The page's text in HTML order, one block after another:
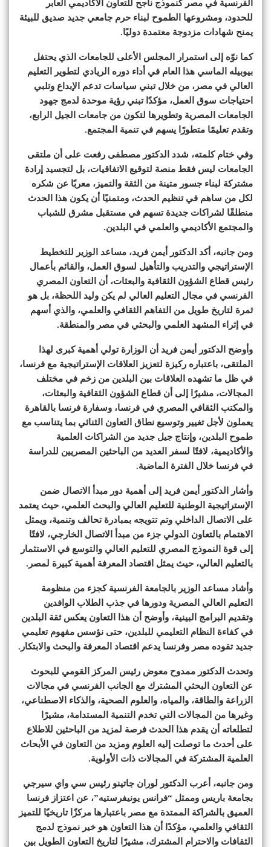
الفرنسية في مصر كنموذج ناجح للتعاون الأكاديمي العابر
للحدود، ومشروعها الطموح لبناء حرم جامعي جديد صديق للبيئة
يمنح شهادات مزدوجة معتمدة دوليًا.
كما نوّه إلى استمرار المجلس الأعلى للجامعات الذي يحتفل
بيوبيله الماسي هذا العام في أداء دوره الريادي لتطوير التعليم
العالي في مصر، من خلال تبني سياسات تدعم الإبداع وتلبي
احتياجات سوق العمل، مؤكدًا تبني رؤية موحدة لدمج جهود
الجامعات المصرية وتطويرها لتكون من جامعات الجيل الرابع،
وتقدم تعليمًا متطورًا يسهم في تنمية المجتمع.
وفي ختام كلمته، شدد الدكتور مصطفى رفعت على أن ملتقى
الجامعات ليس فقط منصة لتوقيع الاتفاقيات، بل لتجسيد إرادة
مشتركة لبناء جسور متينة من الثقة والتميز، معربًا عن شكره
لكل من ساهم في تنظيم الحدث، ومتمنيًا أن يكون هذا الحدث
منطلقًا لشراكات جديدة تسهم في مستقبل مشرق للشباب
والمجتمع الأكاديمي والعلمي في البلدين.
ومن جانبه، أكد الدكتور أيمن فريد، مساعد الوزير للتخطيط
الإستراتيجي والتدريب والتأهيل لسوق العمل، والقائم بأعمال
رئيس قطاع الشؤون الثقافية والبعثات، أن التعاون المصري
الفرنسي في مجال التعليم العالي لم يكن وليد اللحظة، بل هو
ثمرة لتاريخ طويل من التفاهم الثقافي والعلمي، والذي أسهم
في إثراء المشهد العلمي والبحثي في مصر والمنطقة.
وأوضح الدكتور أيمن فريد أن الوزارة تولي أهمية كبرى لهذا
الملتقى، باعتباره ركيزة لتعزيز العلاقات الإستراتيجية مع فرنسا،
في ظل ما تشهده العلاقات بين البلدين من زخم في مختلف
المجالات، مشيرًا إلى أن قطاع الشؤون الثقافية والبعثات،
والمكتب الثقافي المصري في فرنسا، وسفارة فرنسا بالقاهرة
يعملون لأجل تغيير وتوسيع نطاق التعاون الثنائي بما يتناسب مع
طموح البلدين، وإنتاج جيل جديد من الشراكات العلمية
والأكاديمية، لافتًا لسفر العديد من الباحثين المصريين للدراسة
في فرنسا خلال الفترة الماضية.
وأشار الدكتور أيمن فريد إلى أهمية دور مبدأ الاتصال ضمن
الإستراتيجية الوطنية للتعليم العالي والبحث العلمي، حيث يعتمد
على الاتصال الداخلي وتم تتويجه بمبادرة تحالف وتنمية، ويمثل
الاهتمام بالتعاون الدولي جزء من مبدأ الاتصال الخارجي، لافتًا
إلى قوة النموذج المصري للتعليم العالي والتوسع في الاستثمار
بالتعليم العالي، حيث يمثل اقتصاد المعرفة أهمية كبيرة لمصر.
وأشاد مساعد الوزير بالجامعة الفرنسية كجزء من منظومة
التعليم العالي المصرية ودورها في جذب الطلاب الوافدين
وتقديم البرامج البينية، وأوضح أن هذا التعاون يعكس ثقة البلدين
في كفاءة النظام التعليمي للبلدين، حتى نؤسس مفهوم تعليمي
جديد تقوده مصر وفرنسا يدعم اقتصاد المعرفة والبحث والابتكار.
وتحدث الدكتور ممدوح معوض رئيس المركز القومي للبحوث
عن التعاون البحثي المشترك مع الجانب الفرنسي في مجالات
الزراعة والطاقة، والمياه، والعلوم الصحية، والذكاء الاصطناعي،
وغيرها من المجالات التي تخدم التنمية المستدامة، مشيرًا
لتطلعاته أن يقدم هذا الحدث فرصة لمزيد من الباحثين للاطلاع
على أحدث ما توصلت إليه العلوم ومزيد من التعاون في الأبحاث
العلمية المشتركة في المجالات ذات الأولوية.
ومن جانبه، أعرب الدكتور لوران جاتينو رئيس سي واي سيرجي
بجامعة باريس وممثل “فرانس يونيفرستيه”، عن اعتزاز فرنسا
العميق بالشراكة الممتدة مع مصر باعتبارها مركزًا تاريخيًا للتميز
الثقافي والعلمي، مؤكدًا أن هذا التعاون هو خير نموذج لدمج
الثقافات والاحترام المشترك، مشيرًا لتاريخ التعاون الطويل بين